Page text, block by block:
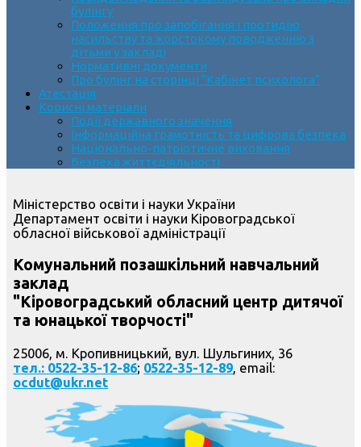
булінгу
Положення про запобігання і протидію
насильству та жорстокому поводженню з
дітьми у закладі
Нормативні документи
Про булінг на сторінці “Кабінет психолога”
Атестація
Корисні матеріали
Події державного значення
Інформаційна грамотність та цифрова безпека
Національно-патріотичне виховання
Безпека життєдіяльності
Міністерство освіти і науки України
Департамент освіти і науки Кіровоградської
обласної військової адміністрації
Комунальний позашкільний навчальний
заклад
"Кіровоградський обласний центр дитячої
та юнацької творчості"
25006, м. Кропивницький, вул. Шульгиних, 36
тел.: 0522-35-12-86; 0522-35-12-89, email:
ocdut@ukr.net